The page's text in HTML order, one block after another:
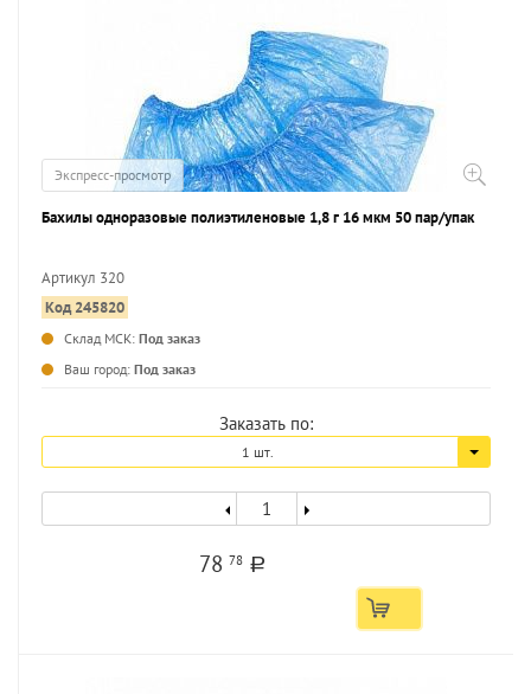
Экспресс-просмотр
Бахилы одноразовые полиэтиленовые 1,8 г 16 мкм 50 пар/упак
Артикул 320
Код 245820
Склад МСК: Под заказ
Ваш город: Под заказ
Заказать по:
1 шт.
7878 a